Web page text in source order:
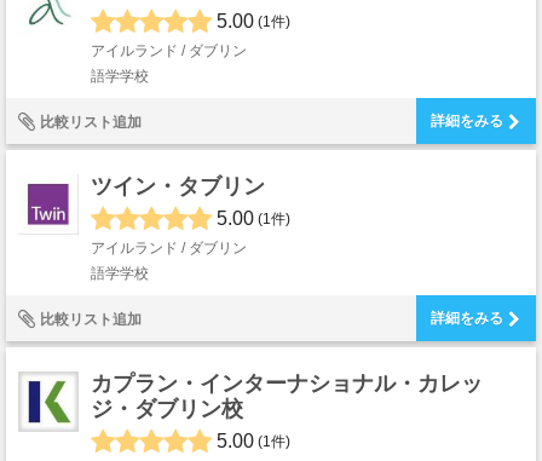
5.00 (1件)
アイルランド / ダブリン
語学学校
比較リスト追加 詳細をみる
ツイン・タブリン
5.00 (1件)
アイルランド / ダブリン
語学学校
比較リスト追加 詳細をみる
カプラン・インターナショナル・カレッ
ジ・ダブリン校
5.00 (1件)